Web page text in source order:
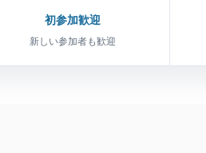
初参加歓迎
新しい参加者も歓迎